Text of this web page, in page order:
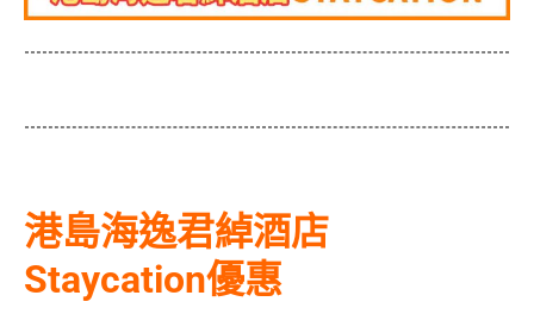
港島海逸君綽酒店
Staycation優惠